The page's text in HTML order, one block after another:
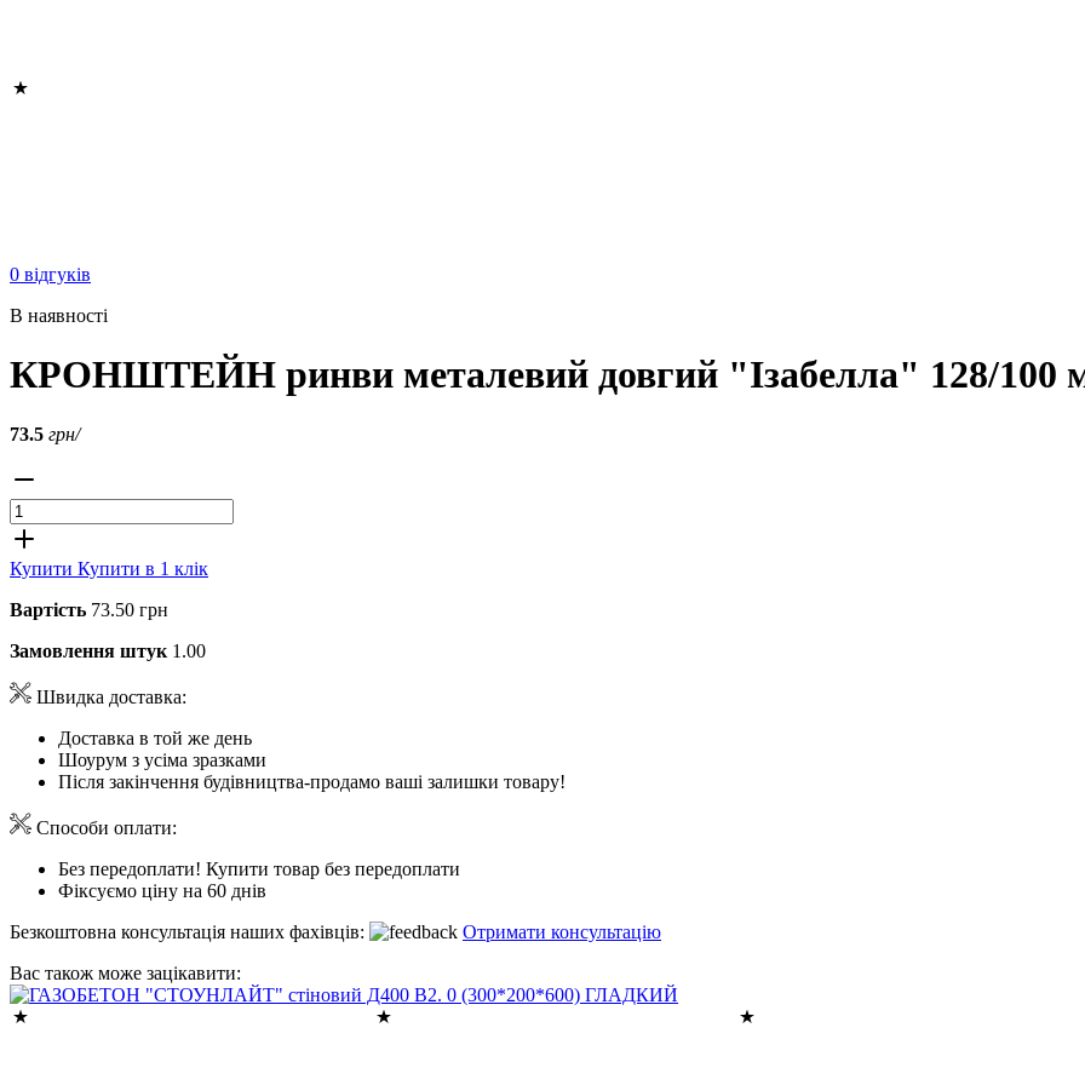
0 відгуків
В наявності
КРОНШТЕЙН ринви металевий довгий "Ізабелла" 128/100
73.5 грн/
Купити Купити в 1 клік
Вартість 73.50 грн
Замовлення штук 1.00
Швидка доставка:
Доставка в той же день
Шоурум з усіма зразками
Після закінчення будівництва-продамо ваші залишки товару!
Способи оплати:
Без передоплати! Купити товар без передоплати
Фіксуємо ціну на 60 днів
Безкоштовна консультація наших фахівців:
Отримати консультацію
Вас також може зацікавити: